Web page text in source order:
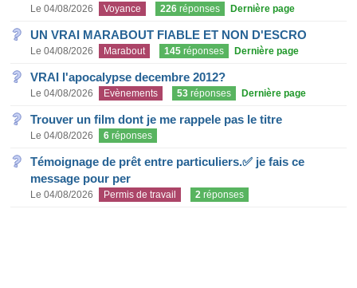
Le 04/08/2026 Voyance 226 réponses Dernière page
UN VRAI MARABOUT FIABLE ET NON D'ESCRO
Le 04/08/2026 Marabout 145 réponses Dernière page
VRAI l'apocalypse decembre 2012?
Le 04/08/2026 Evènements 53 réponses Dernière page
Trouver un film dont je me rappele pas le titre
Le 04/08/2026 6 réponses
Témoignage de prêt entre particuliers.✅ je fais ce
message pour per
Le 04/08/2026 Permis de travail 2 réponses